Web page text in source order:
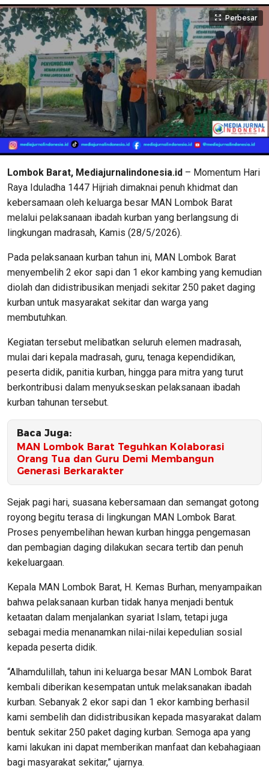
Perbesar
Lombok Barat, Mediajurnalindonesia.id – Momentum Hari
Raya Iduladha 1447 Hijriah dimaknai penuh khidmat dan
kebersamaan oleh keluarga besar MAN Lombok Barat
melalui pelaksanaan ibadah kurban yang berlangsung di
lingkungan madrasah, Kamis (28/5/2026).
Pada pelaksanaan kurban tahun ini, MAN Lombok Barat
menyembelih 2 ekor sapi dan 1 ekor kambing yang kemudian
diolah dan didistribusikan menjadi sekitar 250 paket daging
kurban untuk masyarakat sekitar dan warga yang
membutuhkan.
Kegiatan tersebut melibatkan seluruh elemen madrasah,
mulai dari kepala madrasah, guru, tenaga kependidikan,
peserta didik, panitia kurban, hingga para mitra yang turut
berkontribusi dalam menyukseskan pelaksanaan ibadah
kurban tahunan tersebut.
Baca Juga:
MAN Lombok Barat Teguhkan Kolaborasi
Orang Tua dan Guru Demi Membangun
Generasi Berkarakter
Sejak pagi hari, suasana kebersamaan dan semangat gotong
royong begitu terasa di lingkungan MAN Lombok Barat.
Proses penyembelihan hewan kurban hingga pengemasan
dan pembagian daging dilakukan secara tertib dan penuh
kekeluargaan.
Kepala MAN Lombok Barat, H. Kemas Burhan, menyampaikan
bahwa pelaksanaan kurban tidak hanya menjadi bentuk
ketaatan dalam menjalankan syariat Islam, tetapi juga
sebagai media menanamkan nilai-nilai kepedulian sosial
kepada peserta didik.
“Alhamdulillah, tahun ini keluarga besar MAN Lombok Barat
kembali diberikan kesempatan untuk melaksanakan ibadah
kurban. Sebanyak 2 ekor sapi dan 1 ekor kambing berhasil
kami sembelih dan didistribusikan kepada masyarakat dalam
bentuk sekitar 250 paket daging kurban. Semoga apa yang
kami lakukan ini dapat memberikan manfaat dan kebahagiaan
bagi masyarakat sekitar,” ujarnya.